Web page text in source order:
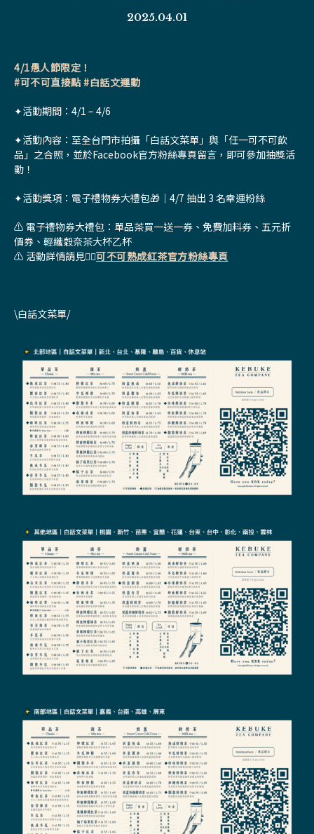
2025.04.01
4/1愚人節限定！
#可不可直接點 #白話文運動
✦活動期間：4/1 – 4/6
✦活動內容：至全台門市拍攝「白話文菜單」與「任一可不可飲
品」之合照，並於Facebook官方粉絲專頁留言，即可參加抽獎活
動！
✦活動獎項：電子禮物券大禮包🎁｜4/7 抽出 3 名幸運粉絲
⚠️ 電子禮物券大禮包：單品茶買一送一券、免費加料券、五元折
價券、輕纖穀奈茶大杯乙杯
⚠️ 活動詳情請見👉🏻可不可熟成紅茶官方粉絲專頁
\白話文菜單/